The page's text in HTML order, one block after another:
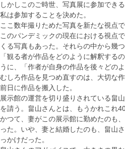
しかしこのご時世、写真展に参加でき
私は参加することを決めた。
ここ数年撮りためた写真を新たな視点
このパンデミックの現在における視点
くる写真もあった。それらの中から幾
「観る者が作品をどのように解釈する
うに、「作者が自身の作品を後々どの
むしろ作品を見つめ直すのは、大切な作
前日に作品を搬入した。
展示館の運営を切り盛りされている畠
を請う。畠山さんとは、もうかれこれ
かつて、妻がこの展示館に勤めたのも
った。いや、妻と結婚したのも、畠山
っかけだった。